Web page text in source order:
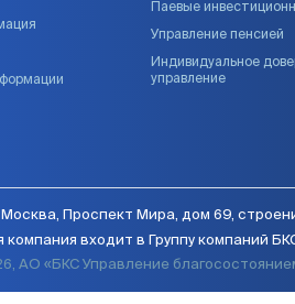
Паевые
Управление пенсией
Индивидуальное
управление
Москва, Проспект Мира, дом 69,
входит в Группу компаний
АО «БКС Управление